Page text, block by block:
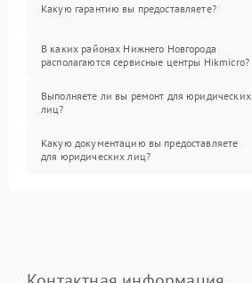
Какую гарантию вы предоставляете?
В каких районах Нижнего Новгорода
располагаются сервисные центры Hikmicro?
Выполняете ли вы ремонт для юридических
лиц?
Какую документацию вы предоставляете
для юридических лиц?